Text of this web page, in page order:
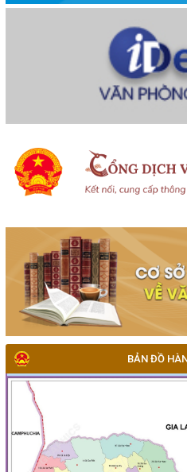
BẢN ĐỒ